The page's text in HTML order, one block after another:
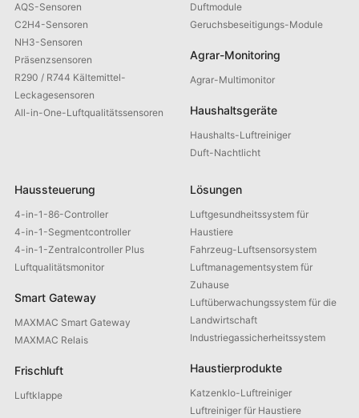
AQS-Sensoren
C2H4-Sensoren
NH3-Sensoren
Präsenzsensoren
R290 / R744 Kältemittel-
Leckagesensoren
All-in-One-Luftqualitätssensoren
Duftmodule
Geruchsbeseitigungs-Module
Agrar-Monitoring
Agrar-Multimonitor
Haushaltsgeräte
Haushalts-Luftreiniger
Duft-Nachtlicht
Haussteuerung
4-in-1-86-Controller
4-in-1-Segmentcontroller
4-in-1-Zentralcontroller Plus
Luftqualitätsmonitor
Smart Gateway
MAXMAC Smart Gateway
MAXMAC Relais
Frischluft
Luftklappe
Lösungen
Luftgesundheitssystem für
Haustiere
Fahrzeug-Luftsensorsystem
Luftmanagementsystem für
Zuhause
Luftüberwachungssystem für die
Landwirtschaft
Industriegassicherheitssystem
Haustierprodukte
Katzenklo-Luftreiniger
Luftreiniger für Haustiere